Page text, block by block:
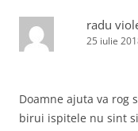
radu
25 iulie
Doamne ajuta va rog
birui ispitele nu sint